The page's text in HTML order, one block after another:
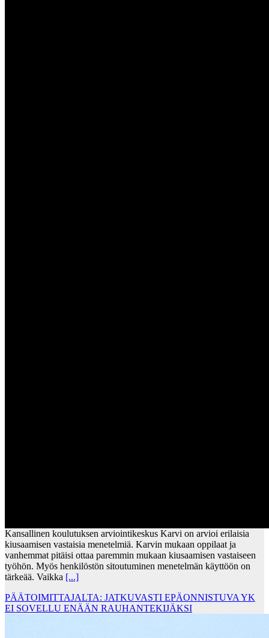
Kansallinen koulutuksen arviointikeskus Karvi on arvioi erilaisia
kiusaamisen vastaisia menetelmiä. Karvin mukaan oppilaat ja
vanhemmat pitäisi ottaa paremmin mukaan kiusaamisen vastaiseen
työhön. Myös henkilöstön sitoutuminen menetelmän käyttöön on
tärkeää. Vaikka [...]
PÄÄTOIMITTAJALTA: JATKUVASTI EPÄONNISTUVA YK
EI SOVELLU ENÄÄN RAUHANTEKIJÄKSI